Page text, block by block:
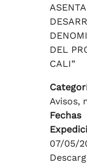
DEL
CALI”
Avisos,
Fechas
07/05/